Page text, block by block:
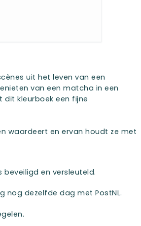
uit het leven van een
van een matcha in een
kleurboek een fijne
waardeert en ervan houdt ze met
beveiligd en versleuteld.
nog dezelfde dag met PostNL.